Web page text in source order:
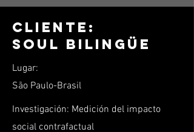
Cliente:
Soul Bilingüe
Lugar:
São Paulo-Brasil
Investigación: Medición del impacto
social contrafactual